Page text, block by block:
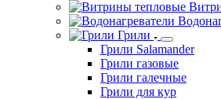
Грили
Грили Salamander
Грили газовые
Грили галечные
Грили для кур